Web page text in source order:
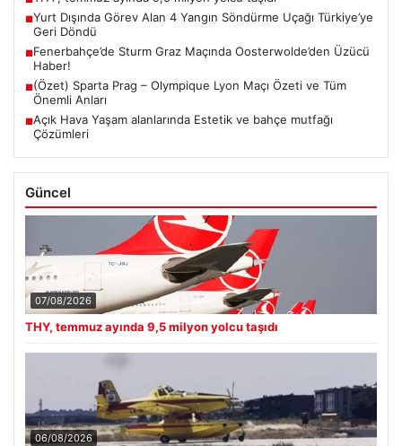
■Yurt Dışında Görev Alan 4 Yangın Söndürme Uçağı Türkiye’ye
Geri Döndü
■Fenerbahçe’de Sturm Graz Maçında Oosterwolde’den Üzücü
Haber!
■(Özet) Sparta Prag – Olympique Lyon Maçı Özeti ve Tüm
Önemli Anları
■Açık Hava Yaşam alanlarında Estetik ve bahçe mutfağı
Çözümleri
Güncel
07/08/2026
THY, temmuz ayında 9,5 milyon yolcu taşıdı
06/08/2026